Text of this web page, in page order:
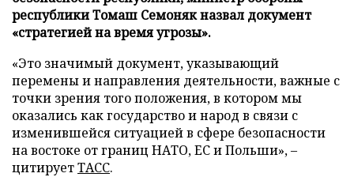
республики Томаш Семоняк назвал документ
«стратегией на время угрозы».
«Это значимый документ, указывающий
перемены и направления деятельности, важные с
точки зрения того положения, в котором мы
оказались как государство и народ в связи с
изменившейся ситуацией в сфере безопасности
на востоке от границ НАТО, ЕС и Польши», –
цитируетТАСС.